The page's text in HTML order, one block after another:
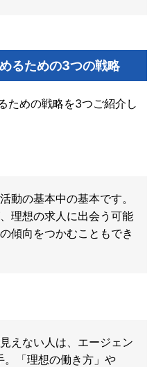
るための3つの戦略
ための戦略を3つご紹介し
動の基本中の基本です。
理想の求人に出会う可能
傾向をつかむこともでき
えない人は、エージェン
。「理想の働き方」や